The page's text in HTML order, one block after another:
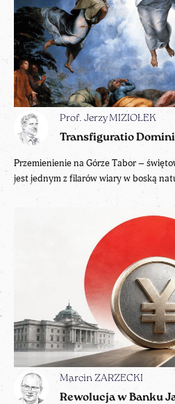
Prof. Jerzy MIZIOŁEK
Transfiguratio
Przemienienie na Górze Tabor –
jest jednym z filarów wiary w boską
Marcin ZARZECKI
Rewolucja w Banku